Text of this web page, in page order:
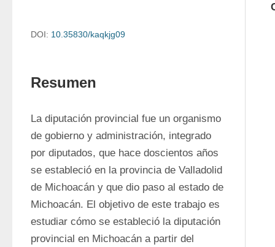
DOI: 10.35830/kaqkjg09
Resumen
La diputación provincial fue un organismo
de gobierno y administración, integrado
por diputados, que hace doscientos años
se estableció en la provincia de Valladolid
de Michoacán y que dio paso al estado de
Michoacán. El objetivo de este trabajo es
estudiar cómo se estableció la diputación
provincial en Michoacán a partir del